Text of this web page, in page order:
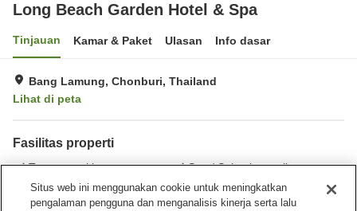
Long Beach Garden Hotel & Spa
Tinjauan Kamar & Paket Ulasan Info dasar
Bang Lamung, Chonburi, Thailand
Lihat di peta
Fasilitas properti
Tempat parkir
Spa / Salon kecantikan
Restoran
Bar
Situs web ini menggunakan cookie untuk meningkatkan
pengalaman pengguna dan menganalisis kinerja serta lalu